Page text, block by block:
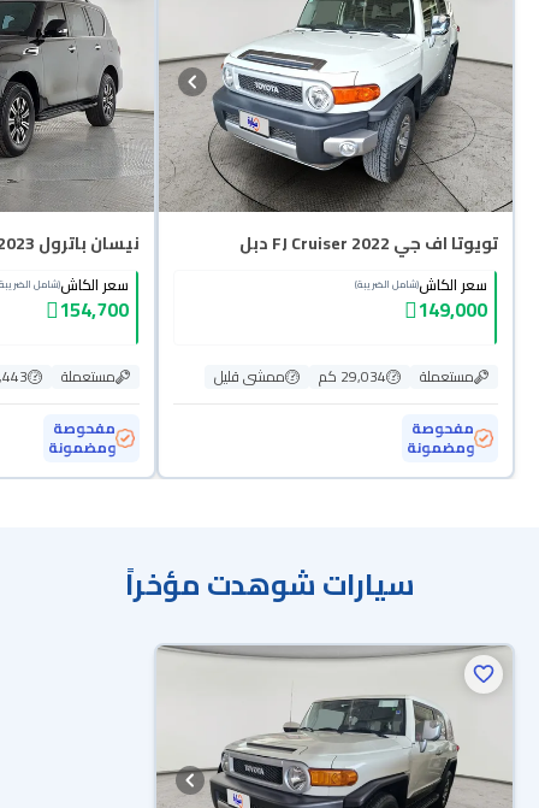
تويوتا اف جي FJ Cruiser 2022 دبل
سعر الكاش(شامل الضريبة)
149,000
مستعملة 29,034 كم
ممشى قليل
مفحوصة
ومضمونة
نيسان باترول SE 2023 دبل
سعر الكاش(شامل
154,700
مستعملة
مفحوصة
ومضمونة
سيارات شوهدت مؤخراً